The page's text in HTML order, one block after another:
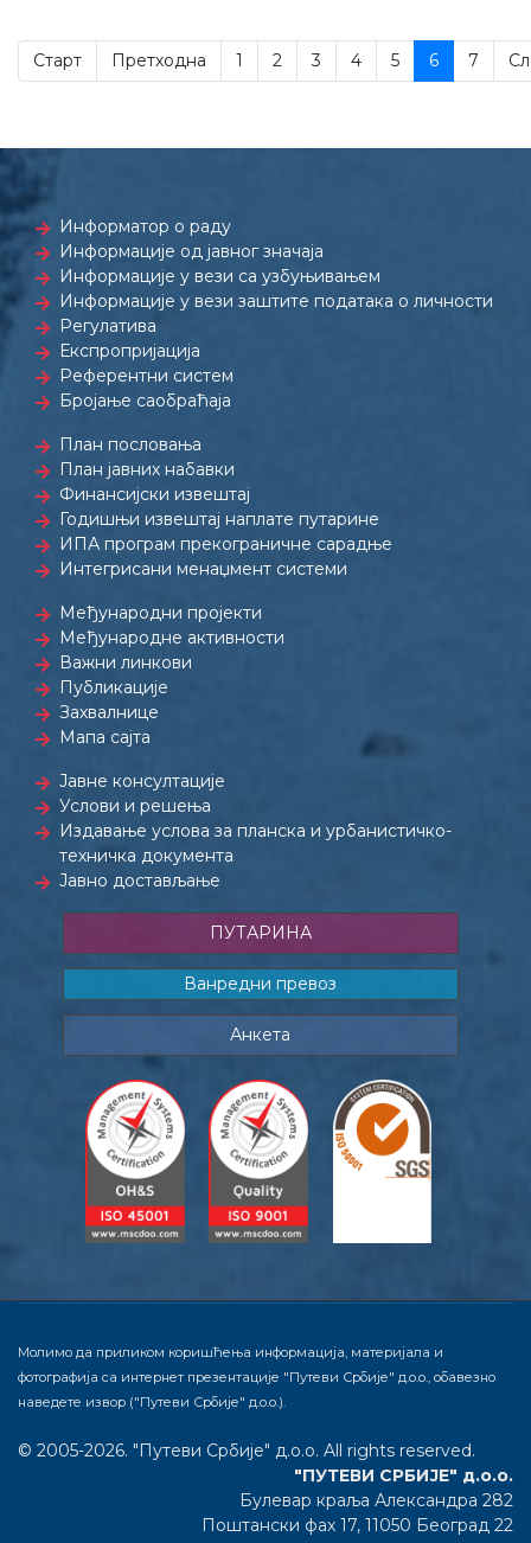
Старт Претходна 1 2 3 4 5 6 7
Информатор о раду
Информације од јавног значаја
Информације у вези са узбуњивањем
Информације у вези заштите података о личности
Регулатива
Експропријација
Референтни систем
Бројање саобраћаја
План пословања
План јавних набавки
Финансијски извештај
Годишњи извештај наплате путарине
ИПА програм прекограничне сарадње
Интегрисани менаџмент системи
Међународни пројекти
Међународне активности
Важни линкови
Публикације
Захвалнице
Мапа сајта
Јавне консултације
Услови и решења
Издавање услова за планска и урбанистичко-
техничка документа
Јавно достављање
ПУТАРИНА
Ванредни превоз
Анкета
Молимо да приликом коришћења информација, материјала и
фотографија са интернет презентације "Путеви Србије" д.о.о., обавезно
наведете извор ("Путеви Србије" д.о.о.).
© 2005-2026. "Путеви Србије" д.о.о. All rights reserved.
"ПУТЕВИ СРБИЈЕ" д.о.о.
Булевар краља Александра 282
Поштански фах 17, 11050 Београд 22